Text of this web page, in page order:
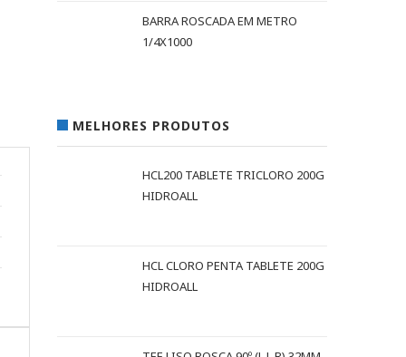
BARRA ROSCADA EM METRO
1/4X1000
MELHORES PRODUTOS
HCL200 TABLETE TRICLORO 200G
HIDROALL
HCL CLORO PENTA TABLETE 200G
HIDROALL